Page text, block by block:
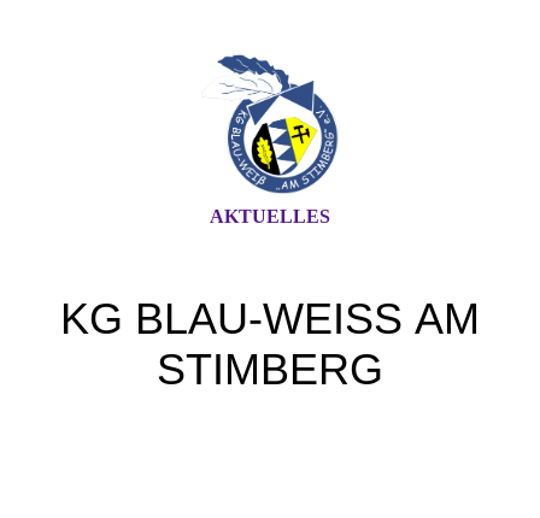
AKTUELLES
KG BLAU-WEISS AM
STIMBERG